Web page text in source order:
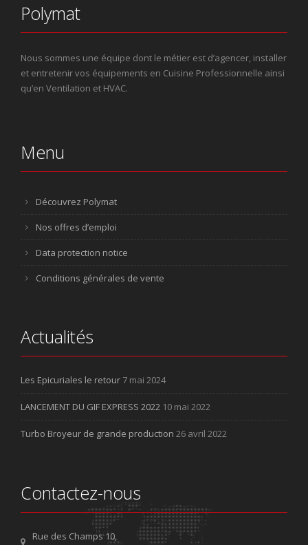
Polymat
Nous sommes une équipe dont le métier est d’agencer, installer
et entretenir vos équipements en Cuisine Professionnelle ainsi
qu’en Ventilation et HVAC.
Menu
Découvrez Polymat
Nos offres d’emploi
Data protection notice
Conditions générales de vente
Actualités
Les Epicuriales le retour 7 mai 2024
LANCEMENT DU GIF EXPRESS 2022 10 mai 2022
Turbo Broyeur de grande production 26 avril 2022
Contactez-nous
Rue des Champs 10,